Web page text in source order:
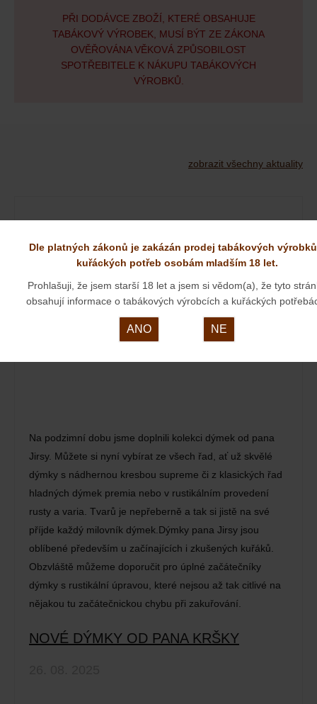
PŘI DODÁVCE ZBOŽÍ, KTERÉ OBSAHUJE
TABÁKOVÝ VÝROBEK, MUSÍ BÝT ZE ZÁKONA
OVĚŘOVÁNA VĚKOVÁ ZPŮSOBILOST
SPOTŘEBITELE K NÁKUPU TABÁKOVÝCH
VÝROBKŮ.
zobrazit všechny aktuality
01. 09. 2025
Na podzimní dobu jsme doplnili kolekci dýmek od pana
Jirsy. Můžete si nyní vybírat ze všech řad, ať už skvělé
dýmky s nádhernou kresbou supreme či z klasických řad
hladných dýmek premia nebo v rustikálním provedení
rusty a varia. Tvarů je nepřeberně a tak si jistě na své
příjde každý milovník dýmek.Dýmky pana Jirsy jsou
oblíbené především u začínajících i zkušených kuřáků.
Obzvláště můžeme doporučit pro úplné začátečníky
dýmky s rustikální úpravou, které nejsou až tak citlivé na
nějakou tu začátečnickou chybu při zakuřování.
NOVÉ DÝMKY OD PANA KRŠKY
Dle platných zákonů je zakázán prodej tabákových
kuřáckých potřeb osobám mladším 18 let.
Prohlašuji, že jsem starší 18 let a jsem si vědom(a), že tyto
obsahují informace o tabákových výrobcích a kuřáckých
ANO NE